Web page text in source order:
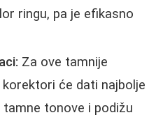
ringu, pa je efikasno
Za ove tamnije
će dati najbolje
tonove i podižu